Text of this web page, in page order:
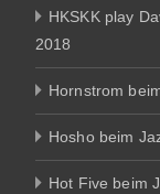
HKSKK play
2018
Hornstrom
Hosho beim
Hot Five beim